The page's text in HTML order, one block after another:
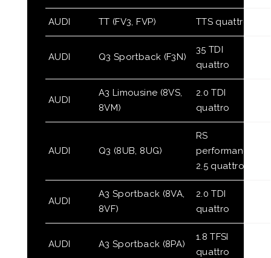
AUDI TT (FV3, FVP) TTS quattro
AUDI Q3 Sportback (F3N)
35 TDI
quattro
AUDI
A3 Limousine (8VS,
8VM)
2.0 TDI
quattro
AUDI Q3 (8UB, 8UG)
RS
performance
2.5 quattro
AUDI
A3 Sportback (8VA,
8VF)
2.0 TDI
quattro
AUDI A3 Sportback (8PA)
1.8 TFSI
quattro